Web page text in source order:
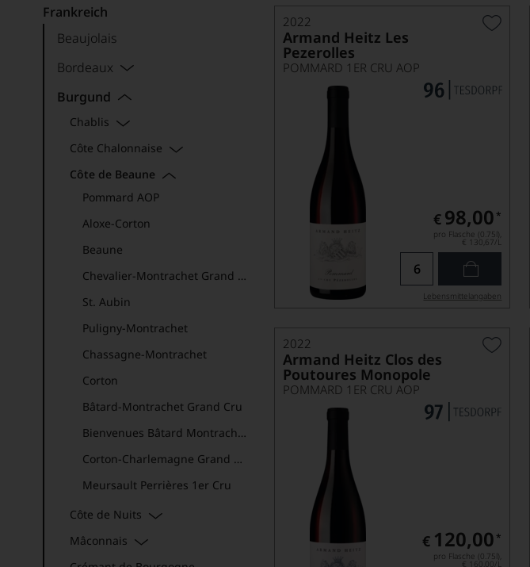
Frankreich
Beaujolais
Bordeaux
Burgund
Chablis
Côte Chalonnaise
Côte de Beaune
Pommard AOP
Aloxe-Corton
Beaune
Chevalier-Montrachet Grand Cru
St. Aubin
Puligny-Montrachet
Chassagne-Montrachet
Corton
Bâtard-Montrachet Grand Cru
Bienvenues Bâtard Montrachet Grand Cru
Corton-Charlemagne Grand Cru
Meursault Perrières 1er Cru
Montrachet Grand Cru
Santenay
Volnay
Côte de Nuits
Mâconnais
2022
Armand Heitz Les
Pezerolles
POMMARD 1ER CRU AOP
€ 98,00 *
pro Flasche (0.75l),
€ 130,67/L
Lebensmittel­angaben
2022
Armand Heitz Clos des
Poutoures Monopole
POMMARD 1ER CRU AOP
€ 120,00 *
pro Flasche (0.75l),
€ 160,00/L